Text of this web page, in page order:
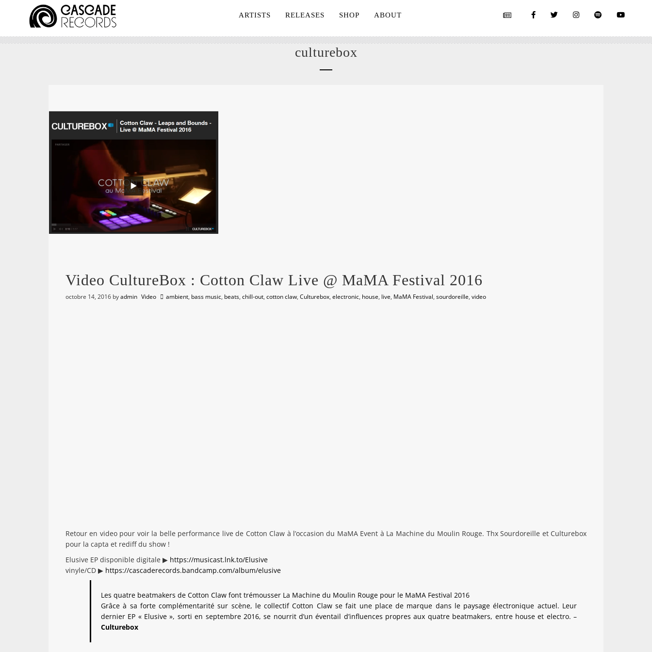
ARTISTS RELEASES SHOP ABOUT
culturebox
Video CultureBox : Cotton Claw Live @ MaMA Festival 2016
octobre 14, 2016 byadmin Video ambient, bass music, beats, chill-out, cotton claw, Culturebox, electronic, house, live, MaMA Festival, sourdoreille, video
Retour en video pour voir la belle performance live de Cotton Claw à l’occasion du MaMA Event à La Machine du Moulin Rouge. Thx Sourdoreille et Culturebox
pour la capta et rediff du show !
Elusive EP disponible digitale ▶ https://musicast.lnk.to/Elusive
vinyle/CD ▶ https://cascaderecords.bandcamp.com/album/elusive
Les quatre beatmakers de Cotton Claw font trémousser La Machine du Moulin Rouge pour le MaMA Festival 2016
Grâce à sa forte complémentarité sur scène, le collectif Cotton Claw se fait une place de marque dans le paysage électronique actuel. Leur
dernier EP « Elusive », sorti en septembre 2016, se nourrit d’un éventail d’influences propres aux quatre beatmakers, entre house et electro. –
Culturebox